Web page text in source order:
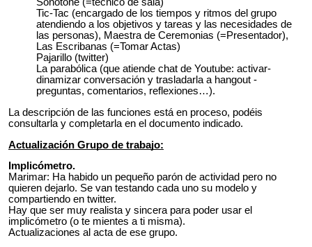
Sonotone (=técnico de sala)
Tic-Tac (encargado de los tiempos y ritmos del grupo
atendiendo a los objetivos y tareas y las necesidades de
las personas), Maestra de Ceremonias (=Presentador),
Las Escribanas (=Tomar Actas)
Pajarillo (twitter)
La parabólica (que atiende chat de Youtube: activar-
dinamizar conversación y trasladarla a hangout -
preguntas, comentarios, reflexiones…).
La descripción de las funciones está en proceso, podéis
consultarla y completarla en el documento indicado.
Actualización Grupo de trabajo:
Implicómetro.
Marimar: Ha habido un pequeño parón de actividad pero no
quieren dejarlo. Se van testando cada uno su modelo y
compartiendo en twitter.
Hay que ser muy realista y sincera para poder usar el
implicómetro (o te mientes a ti misma).
Actualizaciones al acta de ese grupo.